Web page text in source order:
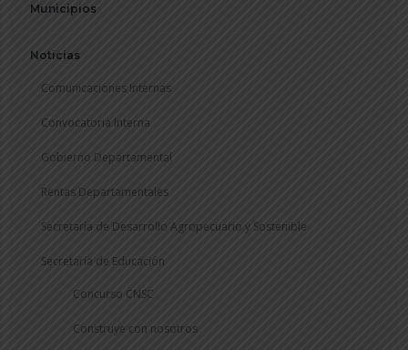
Municipios
Noticias
Comunicaciones Internas
Convocatoria Interna
Gobierno Departamental
Rentas Departamentales
Secretaría de Desarrollo Agropecuario y Sostenible
Secretaría de Educación
Concurso CNSC
Construye con nosotros